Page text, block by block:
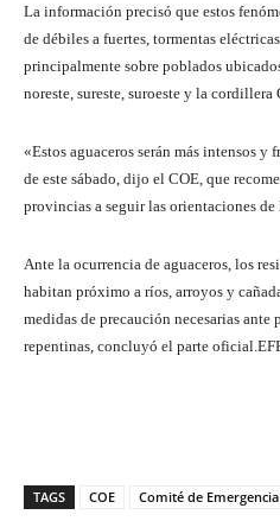
La información precisó que estos
de débiles a fuertes, tormentas
principalmente sobre poblados
noreste, sureste, suroeste y la cordillera
«Estos aguaceros serán más intensos y
de este sábado, dijo el COE, que
provincias a seguir las orientaciones
Ante la ocurrencia de aguaceros, los
habitan próximo a ríos, arroyos y
medidas de precaución necesarias
repentinas, concluyó el parte
TAGS COE Comité de Emergencia